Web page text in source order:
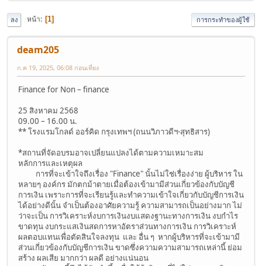
ลง หน้า 1 การกระทำของผู้ใช้
deam205
ก.ค 19, 2025, 06:08 ก่อนเที่ยง
Finance for Non – finance
25 สิงหาคม 2568
09.00 – 16.00 น.
** โรงแรมโกลด์ ออร์คิด กรุงเทพฯ (ถนนวิภาวดีฯ-สุทธิสาร)
*สถานที่จัดอบรมอาจเปลี่ยนแปลงได้ตามความเหมาะสม
หลักการและเหตุผล
การที่จะเข้าใจถึงเรื่อง "Finance" นั้นไม่ใช่เรื่องง่าย ผู้บริหาร ใน
หลายๆ องค์กร มักตกม้าตายเมื่อต้องเข้ามามีส่วนเกี่ยวข้องกับบัญชี
การเงิน เพราะการที่จะเรียนรู้และทำความเข้าใจเกี่ยวกับบัญชีการเงิน
ได้อย่างดีนั้น จำเป็นต้องอาศัยความรู้ ความสามารถเป็นอย่างมาก ไม่
ว่าจะเป็น การวิเคราะห์งบการเงินงบแสดงฐานะทางการเงิน งบกำไร
ขาดทุน งบกระแสเงินสดการหาอัตราส่วนทางการเงิน การวิเคราะห์
ผลตอบแทนเพื่อตัดสินใจลงทุน และ อื่น ๆ หากผู้บริหารที่จะเข้ามามี
ส่วนเกี่ยวข้องกับบัญชีการเงิน ขาดซึ่งความความสามารถเหล่านี้ ย่อม
สร้าง ผลเสีย มากกว่า ผลดี อย่างแน่นอน